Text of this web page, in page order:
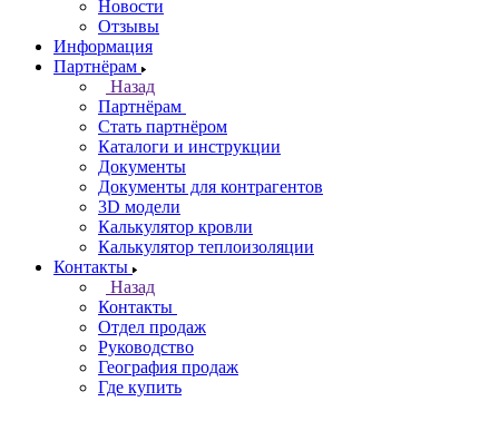
Новости
Отзывы
Информация
Партнёрам
Назад
Партнёрам
Стать партнёром
Каталоги и инструкции
Документы
Документы для контрагентов
3D модели
Калькулятор кровли
Калькулятор теплоизоляции
Контакты
Назад
Контакты
Отдел продаж
Руководство
География продаж
Где купить